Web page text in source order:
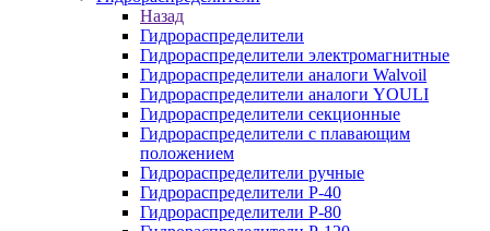
Назад
Гидрораспределители
Гидрораспределители электромагнитные
Гидрораспределители аналоги Walvoil
Гидрораспределители аналоги YOULI
Гидрораспределители секционные
Гидрораспределители с плавающим
положением
Гидрораспределители ручные
Гидрораспределители Р-40
Гидрораспределители Р-80